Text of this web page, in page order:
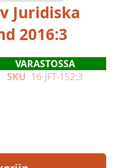
Juridiska
2016:3
VARASTOSSA
SKU 16-JFT-152:3